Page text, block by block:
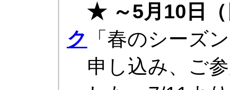
★ ～5月10日（
ク
「春のシーズ
申し込み、ご